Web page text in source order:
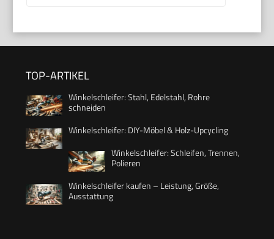
TOP-ARTIKEL
Winkelschleifer: Stahl, Edelstahl, Rohre
schneiden
Winkelschleifer: DIY-Möbel & Holz-Upcycling
Winkelschleifer: Schleifen, Trennen,
Polieren
Winkelschleifer kaufen – Leistung, Größe,
Ausstattung